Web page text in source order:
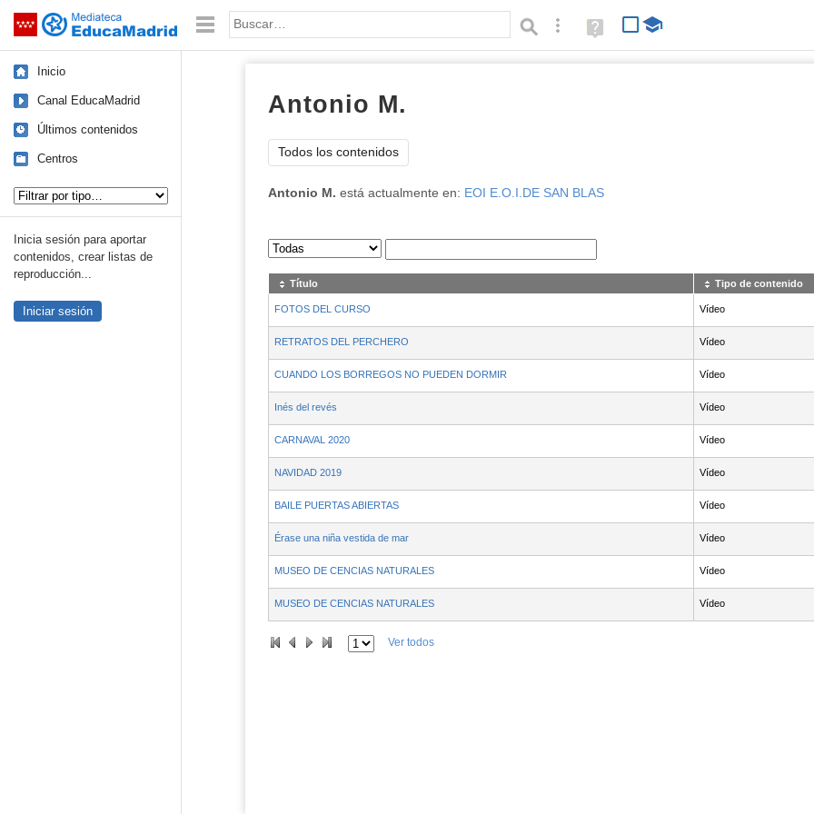
Saltar navegación Palabra o frase: Búsqueda avanzada
Ayuda
(en
Inicio
Canal EducaMadrid
Últimos contenidos
Centros
Inicia sesión para aportar
contenidos, crear listas de
reproducción...
Iniciar sesión
Antonio M.
Todos los contenidos
Antonio M. está actualmente en: EOI E.O.I.DE SAN BLAS
Sus archivos
Título Tipo de contenido
FOTOS DEL CURSO Vídeo
RETRATOS DEL PERCHERO Vídeo
CUANDO LOS BORREGOS NO PUEDEN DORMIR Vídeo
Inés del revés Vídeo
CARNAVAL 2020 Vídeo
NAVIDAD 2019 Vídeo
BAILE PUERTAS ABIERTAS Vídeo
Érase una niña vestida de mar Vídeo
MUSEO DE CENCIAS NATURALES Vídeo
MUSEO DE CENCIAS NATURALES Vídeo
Ver todos